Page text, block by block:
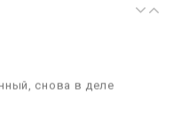
которая с
снова в деле